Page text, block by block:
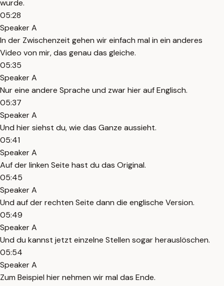
wurde.
05:28
Speaker A
In der Zwischenzeit gehen wir einfach mal in ein anderes
Video von mir, das genau das gleiche.
05:35
Speaker A
Nur eine andere Sprache und zwar hier auf Englisch.
05:37
Speaker A
Und hier siehst du, wie das Ganze aussieht.
05:41
Speaker A
Auf der linken Seite hast du das Original.
05:45
Speaker A
Und auf der rechten Seite dann die englische Version.
05:49
Speaker A
Und du kannst jetzt einzelne Stellen sogar herauslöschen.
05:54
Speaker A
Zum Beispiel hier nehmen wir mal das Ende.